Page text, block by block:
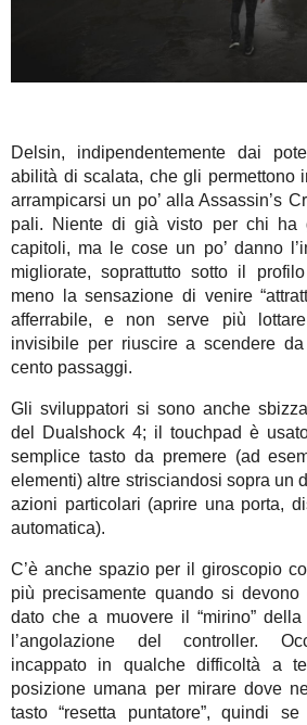
Delsin, indipendentemente dai
abilità di scalata, che gli permettono
arrampicarsi un po’ alla Assassin’s
pali. Niente di già visto per chi ha
capitoli, ma le cose un po’ danno
migliorate, soprattutto sotto il
meno la sensazione di venire
afferrabile, e non serve più
invisibile per riuscire a scendere
cento passaggi.
Gli sviluppatori si sono anche
del Dualshock 4; il touchpad è
semplice tasto da premere (ad
elementi) altre strisciandosi sopra un
azioni particolari (aprire una porta,
automatica).
C’è anche spazio per il giroscopio
più precisamente quando si devono
dato che a muovere il “mirino”
l’angolazione del controller.
incappato in qualche difficoltà a
posizione umana per mirare dove
tasto “resetta puntatore”, quindi